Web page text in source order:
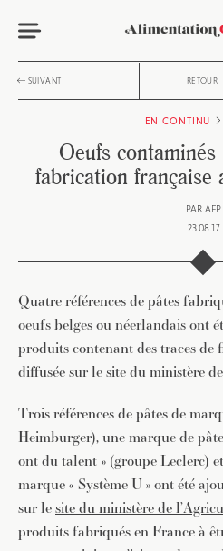
SUIVANT RETOUR
EN CONTINU
Oeufs
fabrication française
PAR AFP
23.08.17
Quatre références de pâtes
oeufs belges ou néerlandais ont
produits contenant des traces
diffusée sur le site du ministère
Trois références de pâtes de
Heimburger), une marque de
ont du talent » (groupe Leclerc)
marque « Système U » ont été
sur lesite du ministère de
produits fabriqués en France à